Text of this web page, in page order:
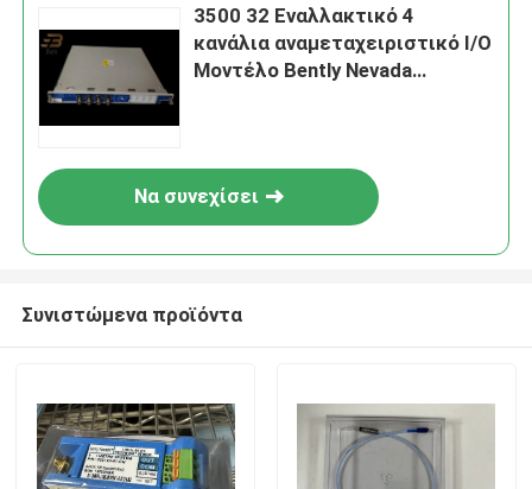
3500 32 Εναλλακτικό 4
κανάλια αναμεταχειριστικό I/O
Μοντέλο Bently Nevada
Να συνεχίσει
Συνιστώμενα προϊόντα